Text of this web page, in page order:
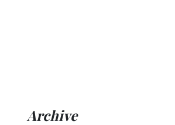
Archive